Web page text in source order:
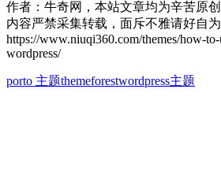
作者：牛奇网，本站文章均为辛苦原
内容严禁采集转载，面斥不雅请好自
https://www.niuqi360.com/themes/how-
wordpress/
porto 主题themeforestwordpress主题